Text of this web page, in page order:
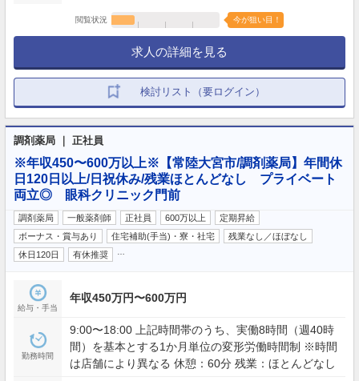
閲覧状況 今が狙い目！
求人の詳細を見る
検討リスト（要ログイン）
調剤薬局 ｜ 正社員
※年収450〜600万以上※【常陸大宮市/調剤薬局】年間休
日120日以上/日祝休み/残業ほとんどなし プライベート
両立◎ 眼科クリニック門前
調剤薬局 一般薬剤師 正社員 600万以上
定期昇給
ボーナス・賞与あり
住宅補助(手当)・寮・社宅
残業なし／ほぼなし
休日120日
有休推奨
給与・手当
年収450万円〜600万円
勤務時間
9:00〜18:00 上記時間帯のうち、実働8時間（週40時
間）を基本とする1か月単位の変形労働時間制 ※時間
は店舗により異なる 休憩：60分 残業：ほとんどなし